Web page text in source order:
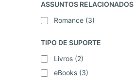
ASSUNTOS RELACIONADOS
Romance (3)
TIPO DE SUPORTE
Livros (2)
eBooks (3)